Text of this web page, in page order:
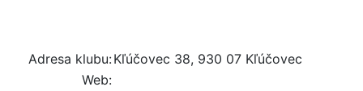
Adresa klubu:Kľúčovec 38, 930 07 Kľúčovec
Web: